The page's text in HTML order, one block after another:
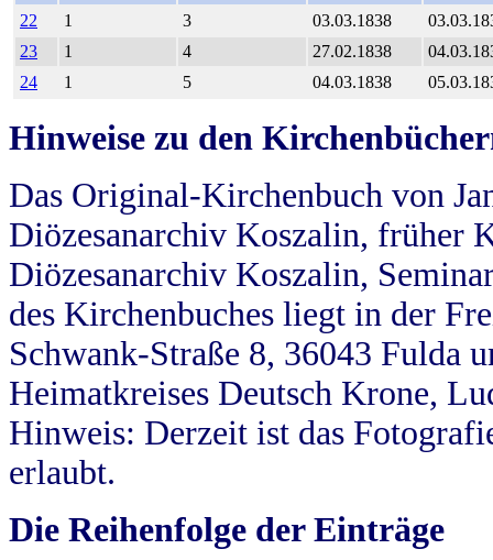
22
1 3 03.03.1838
23
1 4 27.02.1838
24
1 5 04.03.1838
Hinweise zu den
Das Original-Kirchenbuch von
Diözesanarchiv Koszalin, früher
Diözesanarchiv Koszalin,
des Kirchenbuches liegt in der
Schwank-Straße 8, 36043 Fulda
Heimatkreises Deutsch Krone,
Hinweis: Derzeit ist das
erlaubt.
Die Reihenfolge der Einträge